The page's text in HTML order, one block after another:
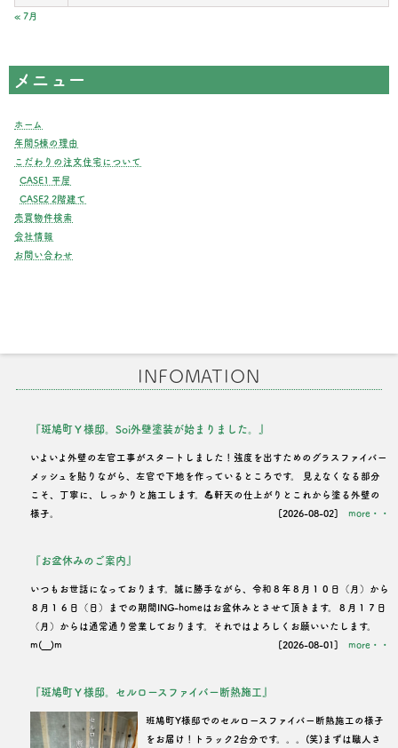
« 7月
メニュー
ホーム
年間5棟の理由
こだわりの注文住宅について
CASE1 平屋
CASE2 2階建て
売買物件検索
会社情報
お問い合わせ
INFOMATION
『斑鳩町Ｙ様邸。Soi外壁塗装が始まりました。』
いよいよ外壁の左官工事がスタートしました！強度を出すためのグラスファイバー
メッシュを貼りながら、左官で下地を作っているところです。 見えなくなる部分
こそ、丁寧に、しっかりと施工します。💪軒天の仕上がりとこれから塗る外壁の
様子。 [2026-08-02] more・・
『お盆休みのご案内』
いつもお世話になっております。誠に勝手ながら、令和８年８月１０日（月）から
８月１６日（日）までの期間ING-homeはお盆休みとさせて頂きます。８月１７日
（月）からは通常通り営業しております。それではよろしくお願いいたします。
m(__)m [2026-08-01] more・・
『斑鳩町Ｙ様邸。セルロースファイバー断熱施工』
班鳩町Y様邸でのセルロースファイバー断熱施工の様子
をお届け！トラック2台分です。。。(笑)まずは職人さ